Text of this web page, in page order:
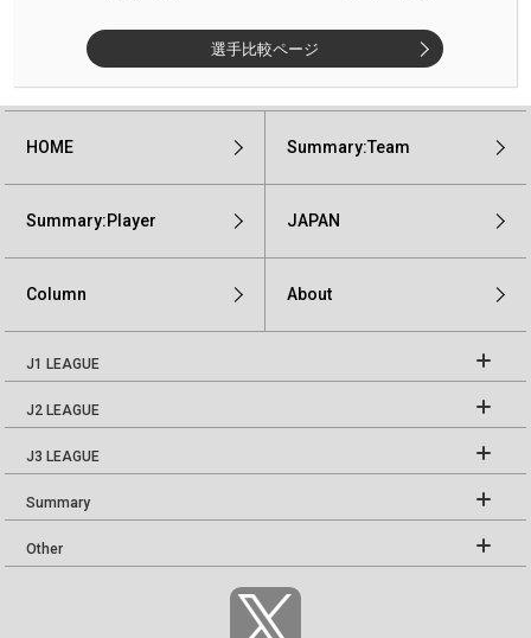
選手比較ページ
HOME Summary:Team
Summary:Player JAPAN
Column About
J1 LEAGUE
J2 LEAGUE
J3 LEAGUE
Summary
Other